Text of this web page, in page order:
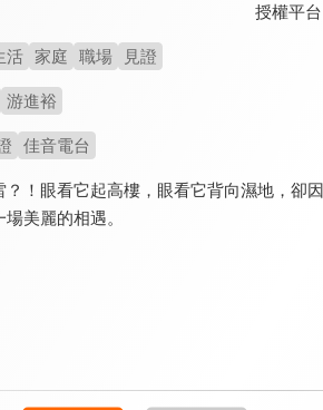
授權平台
活 家庭 職場 見證
游進裕
佳音電台
？！眼看它起高樓，眼看它背向濕地，卻
美麗的相遇。